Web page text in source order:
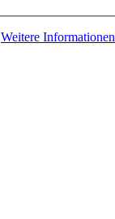
Weitere Informationen